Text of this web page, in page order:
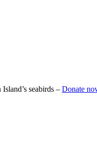
seabirds – Donate